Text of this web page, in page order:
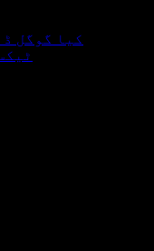
کیا گوگل